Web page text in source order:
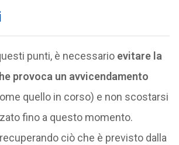
punti, è necessarioevitare la
provoca un avvicendamento
quello in corso) e non scostarsi
fino a questo momento.
ciò che è previsto dalla